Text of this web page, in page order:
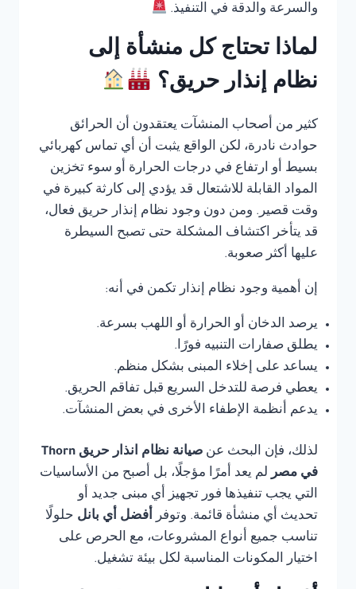
والسرعة والدقة في التنفيذ.
لماذا تحتاج كل منشأة إلى
نظام إنذار حريق؟
كثير من أصحاب المنشآت يعتقدون أن الحرائق
حوادث نادرة، لكن الواقع يثبت أن أي تماس كهربائي
بسيط أو ارتفاع في درجات الحرارة أو سوء تخزين
المواد القابلة للاشتعال قد يؤدي إلى كارثة كبيرة في
وقت قصير. ومن دون وجود نظام إنذار حريق فعال،
قد يتأخر اكتشاف المشكلة حتى تصبح السيطرة
عليها أكثر صعوبة.
إن أهمية وجود نظام إنذار تكمن في أنه:
يرصد الدخان أو الحرارة أو اللهب بسرعة.
يطلق صفارات التنبيه فورًا.
يساعد على إخلاء المبنى بشكل منظم.
يعطي فرصة للتدخل السريع قبل تفاقم الحريق.
يدعم أنظمة الإطفاء الأخرى في بعض المنشآت.
لذلك، فإن البحث عن
صيانة نظام انذار حريق Thorn
في مصر لم يعد أمرًا مؤجلًا، بل أصبح من الأساسيات
التي يجب تنفيذها فور تجهيز أي مبنى جديد أو
تحديث أي منشأة قائمة. وتوفر أفضل أي بانل حلولًا
تناسب جميع أنواع المشروعات، مع الحرص على
اختيار المكونات المناسبة لكل بيئة تشغيل.